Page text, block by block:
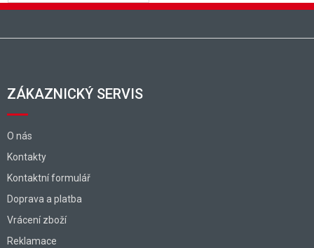
ZÁKAZNICKÝ SERVIS
O nás
Kontakty
Kontaktní formulář
Doprava a platba
Vrácení zboží
Reklamace